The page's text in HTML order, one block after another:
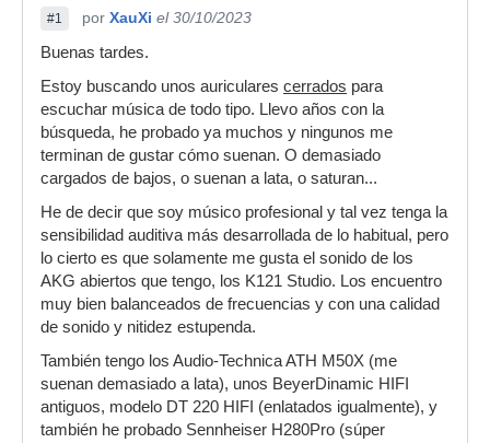
#1 por XauXi el 30/10/2023
Buenas tardes.
Estoy buscando unos auriculares cerrados para
escuchar música de todo tipo. Llevo años con la
búsqueda, he probado ya muchos y ningunos me
terminan de gustar cómo suenan. O demasiado
cargados de bajos, o suenan a lata, o saturan...
He de decir que soy músico profesional y tal vez tenga la
sensibilidad auditiva más desarrollada de lo habitual, pero
lo cierto es que solamente me gusta el sonido de los
AKG abiertos que tengo, los K121 Studio. Los encuentro
muy bien balanceados de frecuencias y con una calidad
de sonido y nitidez estupenda.
También tengo los Audio-Technica ATH M50X (me
suenan demasiado a lata), unos BeyerDinamic HIFI
antiguos, modelo DT 220 HIFI (enlatados igualmente), y
también he probado Sennheiser H280Pro (súper